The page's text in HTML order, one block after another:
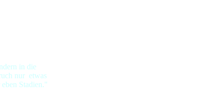
in die
nur etwas
Stadien."